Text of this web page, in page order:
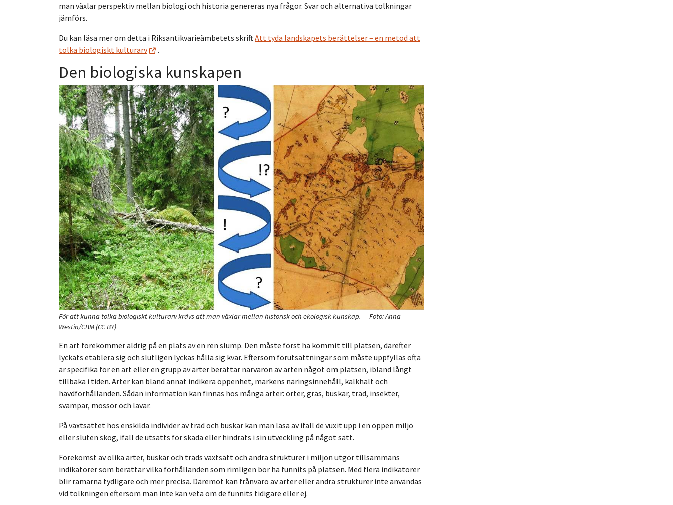
man växlar perspektiv mellan biologi och historia genereras nya frågor. Svar och alternativa tolkningar
jämförs.
Du kan läsa mer om detta i Riksantikvarieämbetets skriftAtt tyda landskapets berättelser – en metod att
tolka biologiskt kulturarv
.
Den biologiska kunskapen
För att kunna tolka biologiskt kulturarv krävs att man växlar mellan historisk och ekologisk kunskap.
Foto: Anna
Westin/CBM (CC BY)
En art förekommer aldrig på en plats av en ren slump. Den måste först ha kommit till platsen, därefter
lyckats etablera sig och slutligen lyckas hålla sig kvar. Eftersom förutsättningar som måste uppfyllas ofta
är specifika för en art eller en grupp av arter berättar närvaron av arten något om platsen, ibland långt
tillbaka i tiden. Arter kan bland annat indikera öppenhet, markens näringsinnehåll, kalkhalt och
hävdförhållanden. Sådan information kan finnas hos många arter: örter, gräs, buskar, träd, insekter,
svampar, mossor och lavar.
På växtsättet hos enskilda individer av träd och buskar kan man läsa av ifall de vuxit upp i en öppen miljö
eller sluten skog, ifall de utsatts för skada eller hindrats i sin utveckling på något sätt.
Förekomst av olika arter, buskar och träds växtsätt och andra strukturer i miljön utgör tillsammans
indikatorer som berättar vilka förhållanden som rimligen bör ha funnits på platsen. Med flera indikatorer
blir ramarna tydligare och mer precisa. Däremot kan frånvaro av arter eller andra strukturer inte användas
vid tolkningen eftersom man inte kan veta om de funnits tidigare eller ej.